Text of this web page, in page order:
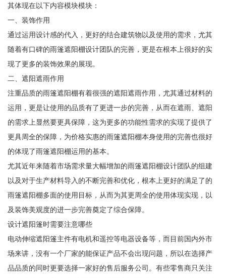
其体现在以下内容模块模块：
一、装饰作用
通过运用设计感的代入，更好的结合建筑物以及使用的需求，尤其
随着有口碑的雨篷遮阳棚设计团队的完善，更是在根本上很好的实
现了更多的装饰效果的展现。
二、遮阳遮雨作用
注重品质的雨篷遮阳棚有着很强的遮阳遮雨作用，尤其通过材料的
运用，更是让使用的品质有了更进一步的完善，从而在遮雨、遮阳
的需求上显然要更具保障，这为更多的功能性需求的实现了提供了
更具周全的保障，为价格实惠的雨篷遮阳棚本身使用的完善也很好
的体现了雨篷遮阳棚运用的基本。
尤其近年来随着市场需求量大幅增加的雨篷遮阳棚设计团队的组建
以及对于生产材料导入的不断完善和优化，根本上更好的满足了的
雨篷遮阳棚多面的使用目标，从而为其更周全的使用体现实现，以
及装饰美观度的进一步完善奠定了综合保障。
设计遮阳篷时需要注意哪些
电动伸缩遮阳篷主件有电机和遥控等电器设备等，而目前国内外市
场来讲，没有一个厂家的能保证产品不会出现问题，所以在选择产
品品质的同时更要选择一家好的售后服务公司。有些零售商只关注